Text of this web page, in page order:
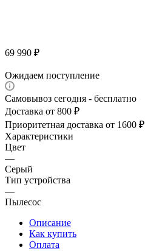
69 990 ₽
Ожидаем поступление
Самовывоз сегодня - бесплатно
Доставка от 800 ₽
Приоритетная доставка от 1600 ₽
Характеристики
Цвет
—
Серый
Тип устройства
—
Пылесос
Описание
Как купить
Оплата